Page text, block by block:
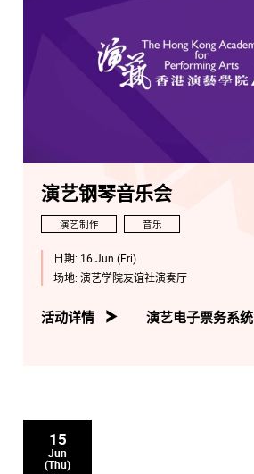
演艺钢琴音乐会
演艺制作 音乐
日期: 16 Jun (Fri)
场地: 演艺学院友谊社演奏厅
活动详情 演艺电子票务系统
15
Jun
(Thu)